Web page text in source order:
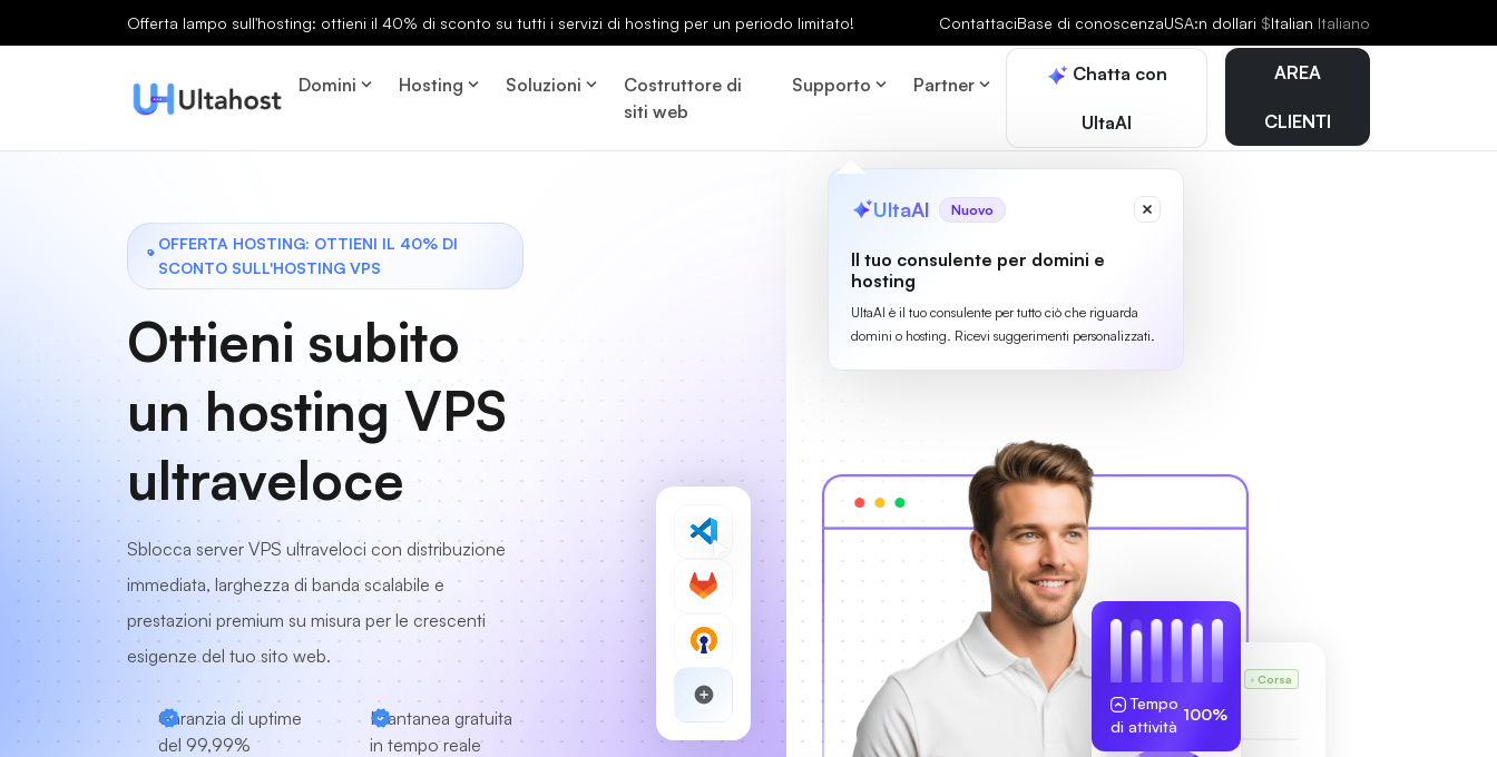
Offerta lampo sull'hosting: ottieni il 40% di sconto su tutti i servizi di hosting per un periodo limitato! ContattaciBase di conoscenzaUSA:n dollari $Italian Italiano
Domini Hosting Soluzioni
Costruttore di
siti web
Supporto Partner Chatta con
UltaAI
UltaAI Nuovo
Il tuo consulente per domini e
hosting
UltaAI è il tuo consulente per tutto ciò che riguarda
domini o hosting. Ricevi suggerimenti personalizzati.
AREA
CLIENTI
OFFERTA HOSTING: OTTIENI IL 40% DI
SCONTO SULL'HOSTING VPS
Ottieni subito
un hosting VPS
ultraveloce
Sblocca server VPS ultraveloci con distribuzione
immediata, larghezza di banda scalabile e
prestazioni premium su misura per le crescenti
esigenze del tuo sito web.
Garanzia di uptime
del 99,99%
Istantanea gratuita
in tempo reale
VPS di Karl Corsa
255.189.85.19
Tempo
di attività
100%